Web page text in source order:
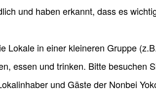
und haben erkannt, dass es
Lokale in einer kleineren Gruppe
essen und trinken. Bitte besuchen
und Gäste der Nonbei